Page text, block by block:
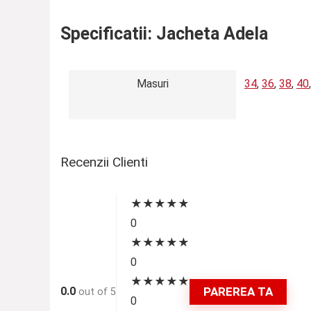
Specificatii: Jacheta Adela
Masuri 34, 36, 38, 40,
Recenzii Clienti
0.0 out of 5
★ ★ ★ ★ ★
0
★ ★ ★ ★ ★
0
★ ★ ★ ★ ★
0
PAREREA TA